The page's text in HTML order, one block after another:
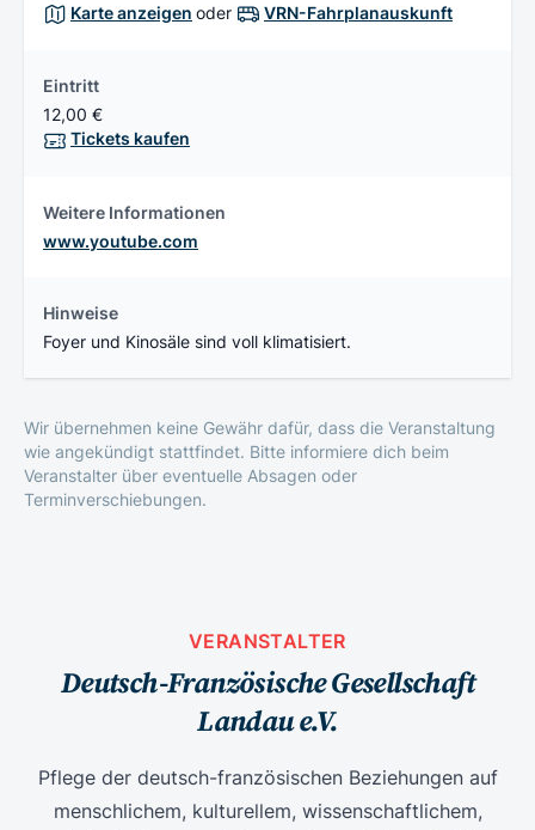
Karte anzeigen oder VRN-Fahrplanauskunft
Eintritt
12,00 €
Tickets kaufen
Weitere Informationen
www.youtube.com
Hinweise
Foyer und Kinosäle sind voll klimatisiert.
Wir übernehmen keine Gewähr dafür, dass die Veranstaltung
wie angekündigt stattfindet. Bitte informiere dich beim
Veranstalter über eventuelle Absagen oder
Terminverschiebungen.
VERANSTALTER
Deutsch-Französische Gesellschaft
Landau e.V.
Pflege der deutsch-französischen Beziehungen auf
menschlichem, kulturellem, wissenschaftlichem,